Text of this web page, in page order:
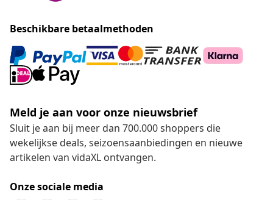
Beschikbare betaalmethoden
Meld je aan voor onze nieuwsbrief
Sluit je aan bij meer dan 700.000 shoppers die
wekelijkse deals, seizoensaanbiedingen en nieuwe
artikelen van vidaXL ontvangen.
Onze sociale media